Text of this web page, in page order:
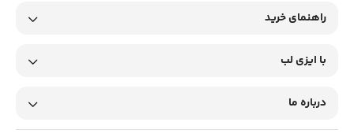
0.75 میلی لیتر
رد به دلیل
راهنمای خرید
با ایزی لب
درباره ما